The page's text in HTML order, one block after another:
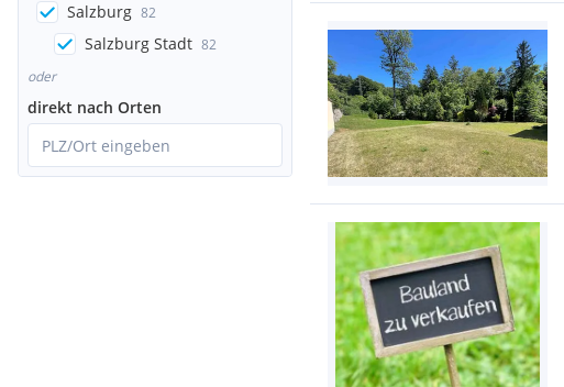
Salzburg 82
Salzburg Stadt 82
oder
direkt nach Orten
PLZ/Ort eingeben